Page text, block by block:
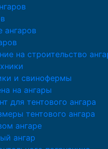
ангаров
на строительство
и свинофермы
на ангары
для тентового ангара
тентового ангара
ангаре
ангар